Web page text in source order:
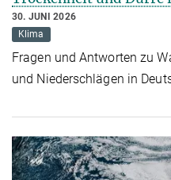
30. JUNI 2026
Klima
Fragen und Antworten zu
und Niederschlägen in